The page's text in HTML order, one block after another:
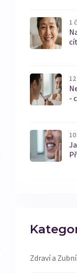
1
-
Zdraví a